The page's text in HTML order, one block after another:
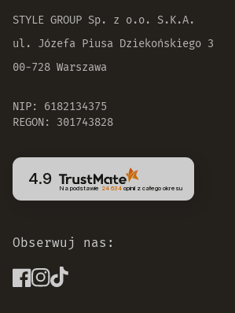
STYLE GROUP Sp. z o.o. S.K.A.
ul. Józefa Piusa Dziekońskiego 3
00-728 Warszawa
NIP: 6182134375
REGON: 301743828
4.9
Na podstawie 24 634opinii z całego okresu
Obserwuj nas: